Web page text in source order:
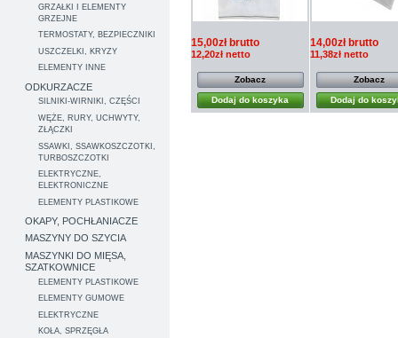
GRZAŁKI I ELEMENTY
GRZEJNE
TERMOSTATY, BEZPIECZNIKI
USZCZELKI, KRYZY
ELEMENTY INNE
ODKURZACZE
SILNIKI-WIRNIKI, CZĘŚCI
WĘŻE, RURY, UCHWYTY,
ZŁĄCZKI
SSAWKI, SSAWKOSZCZOTKI,
TURBOSZCZOTKI
ELEKTRYCZNE,
ELEKTRONICZNE
ELEMENTY PLASTIKOWE
OKAPY, POCHŁANIACZE
MASZYNY DO SZYCIA
MASZYNKI DO MIĘSA,
SZATKOWNICE
ELEMENTY PLASTIKOWE
ELEMENTY GUMOWE
ELEKTRYCZNE
KOŁA, SPRZĘGŁA
15,00zł brutto
12,20zł netto
Zobacz
Dodaj do koszyka
14,00zł brutto
11,38zł netto
Zobacz
Dodaj do